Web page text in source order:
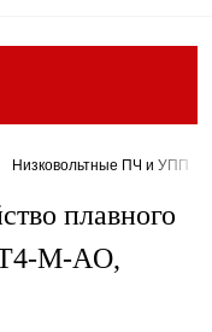
Низковольтные ПЧ и УПП
плавного
M-AO,